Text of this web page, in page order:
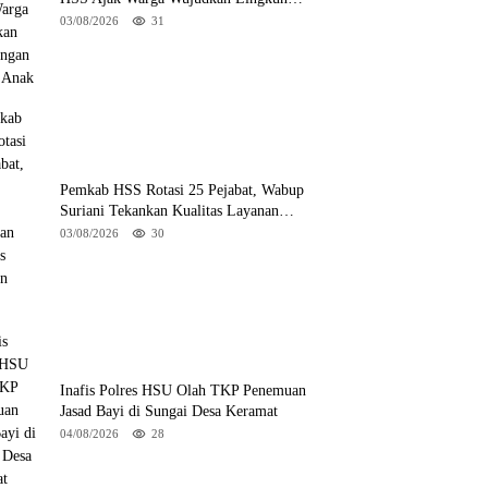
Ramah Anak
03/08/2026 31
Pemkab HSS Rotasi 25 Pejabat, Wabup
Suriani Tekankan Kualitas Layanan
Publik
03/08/2026 30
Inafis Polres HSU Olah TKP Penemuan
Jasad Bayi di Sungai Desa Keramat
04/08/2026 28